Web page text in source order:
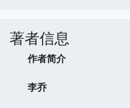
著者信息
作者简介
李乔